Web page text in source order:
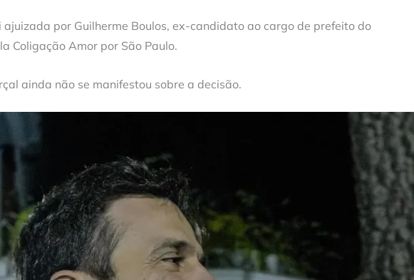
por Guilherme Boulos, ex-candidato ao cargo de prefeito do
Coligação Amor por São Paulo.
ainda não se manifestou sobre a decisão.